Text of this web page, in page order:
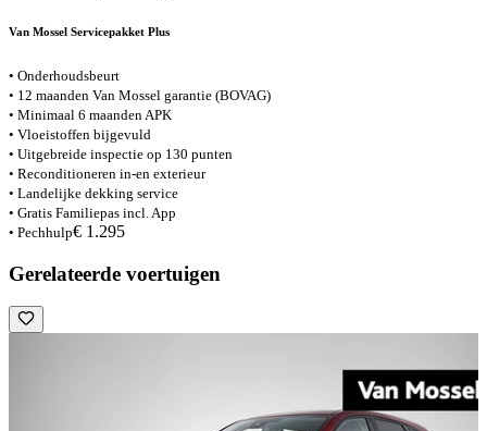
Van Mossel Servicepakket Plus
• Onderhoudsbeurt
• 12 maanden Van Mossel garantie (BOVAG)
• Minimaal 6 maanden APK
• Vloeistoffen bijgevuld
• Uitgebreide inspectie op 130 punten
• Reconditioneren in-en exterieur
• Landelijke dekking service
• Gratis Familiepas incl. App
• Pechhulp€ 1.295
Gerelateerde voertuigen